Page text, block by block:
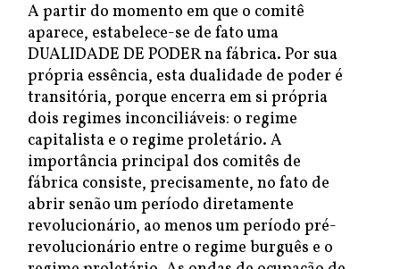
A partir do momento em que o comitê
aparece, estabelece-se de fato uma
DUALIDADE DE PODER na fábrica. Por sua
própria essência, esta dualidade de poder é
transitória, porque encerra em si própria
dois regimes inconciliáveis: o regime
capitalista e o regime proletário. A
importância principal dos comitês de
fábrica consiste, precisamente, no fato de
abrir senão um período diretamente
revolucionário, ao menos um período pré-
revolucionário entre o regime burguês e o